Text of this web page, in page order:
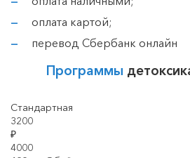
оплата картой;
перевод Сбербанк онлайн
Программы
Стандартная
3200
₽
4000